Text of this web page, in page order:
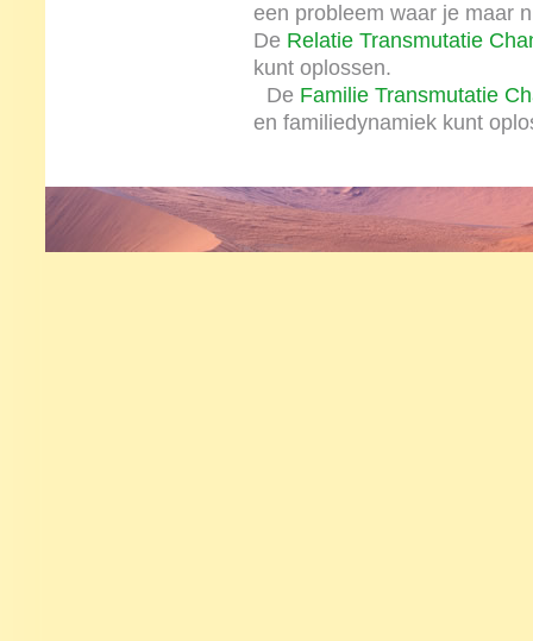
een probleem waar je maar
De Relatie Transmutatie
kunt oplossen.
De Familie Transmutatie
en familiedynamiek kunt